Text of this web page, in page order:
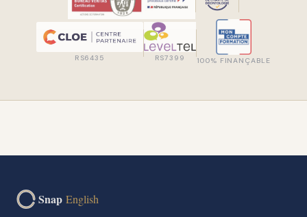
RS6435 RS7399 100% FINANÇABLE
Snap English